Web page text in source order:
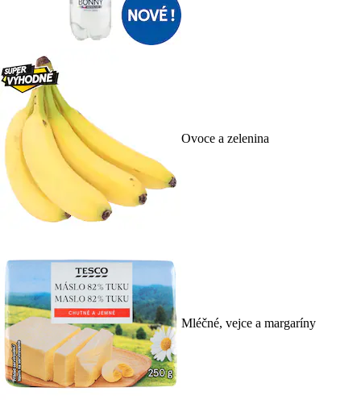
Ovoce a zelenina
Mléčné, vejce a margaríny